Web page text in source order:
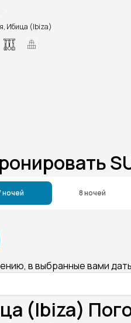
Ибица (Ibiza)
ночей 8 ночей
в выбранные вами
(Ibiza)